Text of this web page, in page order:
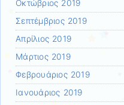
Οκτώβριος 2019
Σεπτέμβριος 2019
Απρίλιος 2019
Μάρτιος 2019
Φεβρουάριος 2019
Ιανουάριος 2019